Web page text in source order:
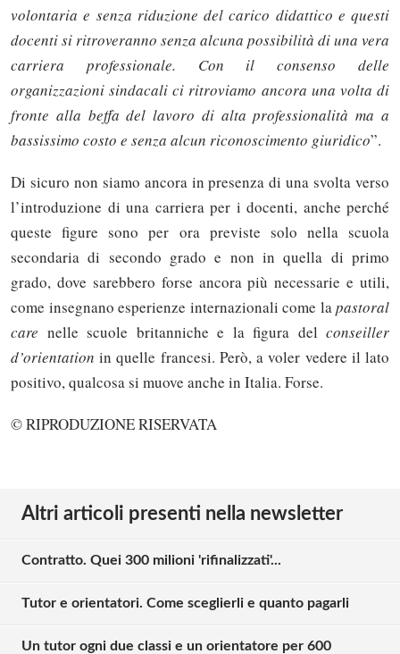
volontaria e senza riduzione del carico didattico e questi
docenti si ritroveranno senza alcuna possibilità di una vera
carriera professionale. Con il consenso delle
organizzazioni sindacali ci ritroviamo ancora una volta di
fronte alla beffa del lavoro di alta professionalità ma a
bassissimo costo e senza alcun riconoscimento giuridico”.
Di sicuro non siamo ancora in presenza di una svolta verso
l’introduzione di una carriera per i docenti, anche perché
queste figure sono per ora previste solo nella scuola
secondaria di secondo grado e non in quella di primo
grado, dove sarebbero forse ancora più necessarie e utili,
come insegnano esperienze internazionali come lapastoral
care nelle scuole britanniche e la figura del conseiller
d’orientation in quelle francesi. Però, a voler vedere il lato
positivo, qualcosa si muove anche in Italia. Forse.
© RIPRODUZIONE RISERVATA
Altri articoli presenti nella newsletter
Contratto. Quei 300 milioni 'rifinalizzati'...
Tutor e orientatori. Come sceglierli e quanto pagarli
Un tutor ogni due classi e un orientatore per 600